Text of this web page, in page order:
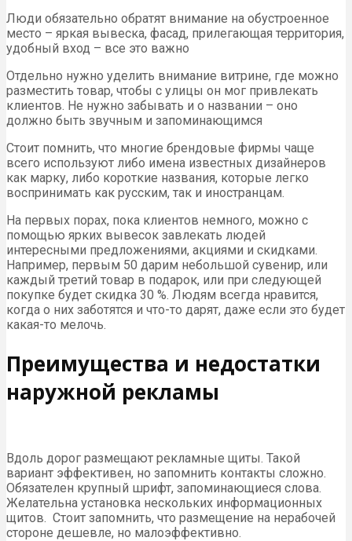
Люди обязательно обратят внимание на обустроенное
место – яркая вывеска, фасад, прилегающая территория,
удобный вход – все это важно
Отдельно нужно уделить внимание витрине, где можно
разместить товар, чтобы с улицы он мог привлекать
клиентов. Не нужно забывать и о названии – оно
должно быть звучным и запоминающимся
Стоит помнить, что многие брендовые фирмы чаще
всего используют либо имена известных дизайнеров
как марку, либо короткие названия, которые легко
воспринимать как русским, так и иностранцам.
На первых порах, пока клиентов немного, можно с
помощью ярких вывесок завлекать людей
интересными предложениями, акциями и скидками.
Например, первым 50 дарим небольшой сувенир, или
каждый третий товар в подарок, или при следующей
покупке будет скидка 30 %. Людям всегда нравится,
когда о них заботятся и что-то дарят, даже если это будет
какая-то мелочь.
Преимущества и недостатки
наружной рекламы
Вдоль дорог размещают рекламные щиты. Такой
вариант эффективен, но запомнить контакты сложно.
Обязателен крупный шрифт, запоминающиеся слова.
Желательна установка нескольких информационных
щитов. Стоит запомнить, что размещение на нерабочей
стороне дешевле, но малоэффективно.